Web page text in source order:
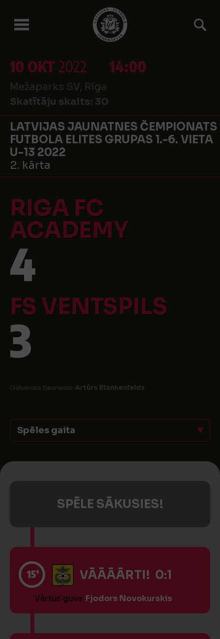
10 OKT2022 14:00
Mežaparks SV, Rīga
Skatītāju skaits: 30
LATVIJAS JAUNATNES ČEMPIONATS
FUTBOLA ELITES GRUPAS 1.-6. VIETA
U-13 2022
2. kārta
RIGA FC
ACADEMY
4
FS VENTSPILS
3
Galvenais tiesnesis: Artūrs Blankenfelds
Spēles gaita
SPĒLE SĀKUSIES!
15’ VĀĀĀĀRTI! 0:1
Vārtus guva Fjodors Novokurskis